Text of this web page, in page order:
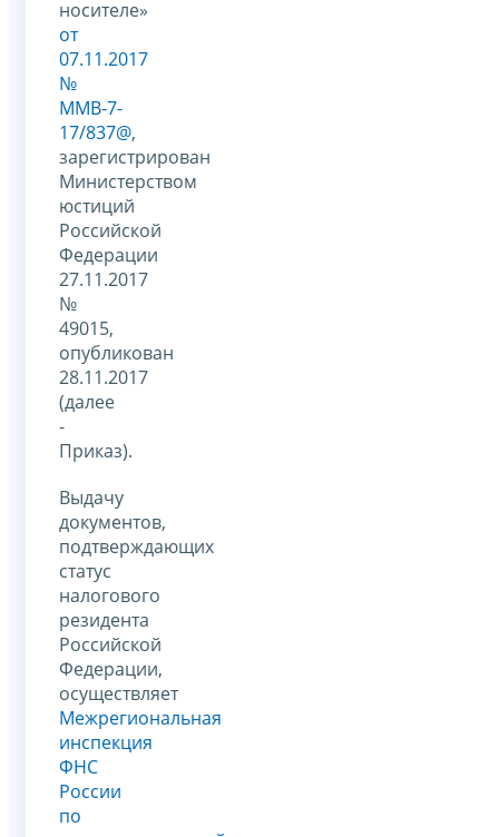
носителе»
от
07.11.2017
№
ММВ-7-
17/837@,
зарегистрирован
Министерством
юстиций
Российской
Федерации
27.11.2017
№
49015,
опубликован
28.11.2017
(далее
-
Приказ).
Выдачу
документов,
подтверждающих
статус
налогового
резидента
Российской
Федерации,
осуществляет
Межрегиональная
инспекция
ФНС
России
по